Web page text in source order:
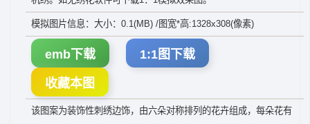
模拟图片信息：大小：0.1(MB) /图宽*高:1328x308(像素)
emb下载 1:1图下载
收藏本图
该图案为装饰性刺绣边饰，由六朵对称排列的花卉组成，每朵花有